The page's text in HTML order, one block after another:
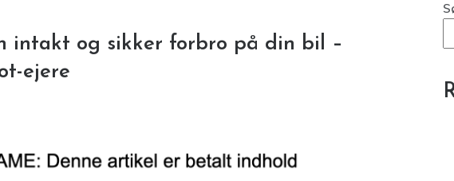
intakt og sikker forbro på din bil –
ejere